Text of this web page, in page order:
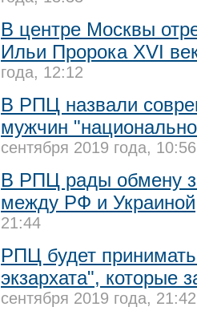
В центре Москвы
Ильи Пророка XVI
года, 12:12
В РПЦ назвали
мужчин
сентября 2019 года, 10:56
В РПЦ рады обмену
между РФ и Украиной
21:44
РПЦ будет
экзархата", которые
сентября 2019 года, 21:42